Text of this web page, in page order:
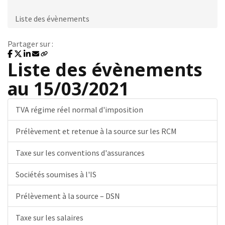
Liste des évènements
Partager sur :
Liste des évènements
au 15/03/2021
TVA régime réel normal d'imposition
Prélèvement et retenue à la source sur les RCM
Taxe sur les conventions d'assurances
Sociétés soumises à l'IS
Prélèvement à la source – DSN
Taxe sur les salaires